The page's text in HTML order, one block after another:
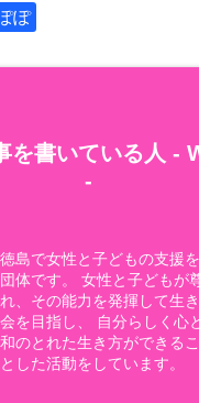
ぽ
を書いている人 -
-
徳島で女性と子どもの支援
団体です。 女性と子どもが
れ、その能力を発揮して生
会を目指し、 自分らしく心
和のとれた生き方ができる
とした活動をしています。